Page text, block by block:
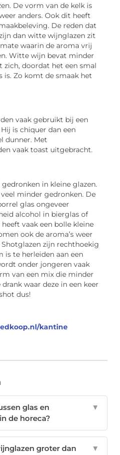
De vorm van de kelk is
anders. Ook dit heeft
De reden dat
dan witte wijnglazen zit
waarin de aroma vrij
Witte wijn bevat minder
zich, doordat het een smal
is. Zo komt de smaak het
vaak gebruikt bij een
is chiquer dan een
dunner. Met
vaak toast uitgebracht.
in kleine glazen.
minder gedronken. De
glas ongeveer
alcohol in bierglas of
vaak een bolle kleine
ook de aroma’s weer
zijn rechthoekig
is te herleiden aan een
onder jongeren vaak
van een mix die minder
waar deze in een keer
dus!
kantine
glas en
de horeca?
▼
groter dan
▼